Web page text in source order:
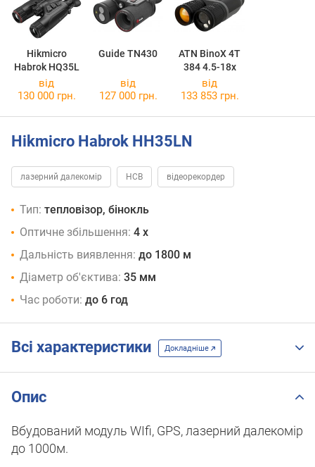
Hikmicro
Habrok HQ35L
Guide TN430
ATN BinoX 4T
384 4.5-18x
від
130 000 грн.
від
127 000 грн.
від
133 853 грн.
Hikmicro Habrok HH35LN
лазерний далекомір НСВ відеорекордер
Тип: тепловізор, бінокль
Оптичне збільшення: 4 x
Дальність виявлення: до 1800 м
Діаметр об'єктива: 35 мм
Час роботи: до 6 год
Всі характеристики Докладніше
Опис
Вбудований модуль WIfi, GPS, лазерний далекомір
до 1000м.